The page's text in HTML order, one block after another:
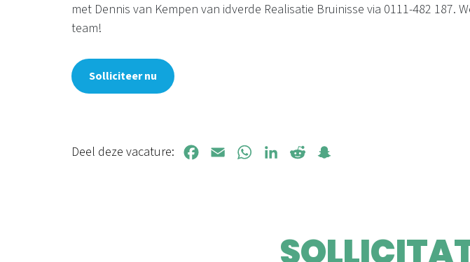
met Dennis van Kempen van idverde Realisatie Bruinisse via 0111-482 187.
team!
Solliciteer nu
Deel deze vacature: Facebook
Email WhatsAppLinkedInRedditSnapchat